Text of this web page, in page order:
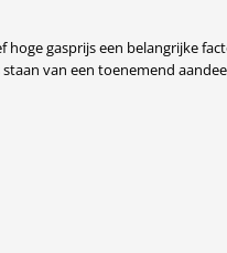
gasprijs een belangrijke
van een toenemend